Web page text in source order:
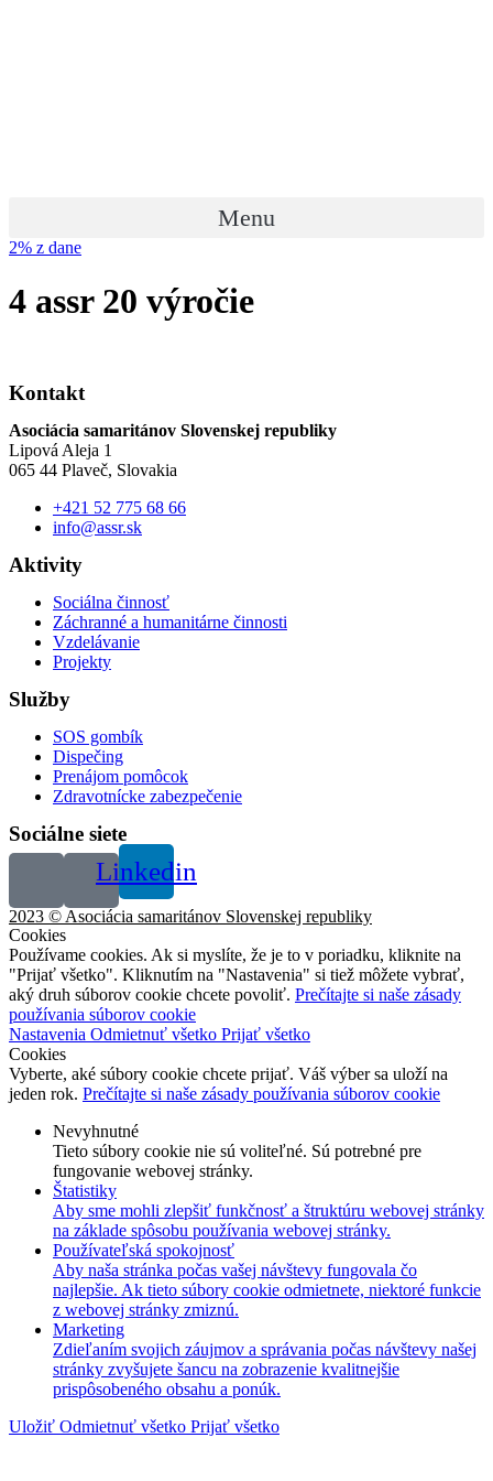
Menu
2% z dane
4 assr 20 výročie
Kontakt
Asociácia samaritánov Slovenskej republiky
Lipová Aleja 1
065 44 Plaveč, Slovakia
+421 52 775 68 66
info@assr.sk
Aktivity
Sociálna činnosť
Záchranné a humanitárne činnosti
Vzdelávanie
Projekty
Služby
SOS gombík
Dispečing
Prenájom pomôcok
Zdravotnícke zabezpečenie
Sociálne siete
Linkedin
2023 © Asociácia samaritánov Slovenskej republiky
Cookies
Používame cookies. Ak si myslíte, že je to v poriadku, kliknite na
"Prijať všetko". Kliknutím na "Nastavenia" si tiež môžete vybrať,
aký druh súborov cookie chcete povoliť. Prečítajte si naše zásady
používania súborov cookie
Nastavenia Odmietnuť všetko Prijať všetko
Cookies
Vyberte, aké súbory cookie chcete prijať. Váš výber sa uloží na
jeden rok. Prečítajte si naše zásady používania súborov cookie
Nevyhnutné
Tieto súbory cookie nie sú voliteľné. Sú potrebné pre
fungovanie webovej stránky.
Štatistiky
Aby sme mohli zlepšiť funkčnosť a štruktúru webovej stránky
na základe spôsobu používania webovej stránky.
Používateľská spokojnosť
Aby naša stránka počas vašej návštevy fungovala čo
najlepšie. Ak tieto súbory cookie odmietnete, niektoré funkcie
z webovej stránky zmiznú.
Marketing
Zdieľaním svojich záujmov a správania počas návštevy našej
stránky zvyšujete šancu na zobrazenie kvalitnejšie
prispôsobeného obsahu a ponúk.
Uložiť Odmietnuť všetko Prijať všetko